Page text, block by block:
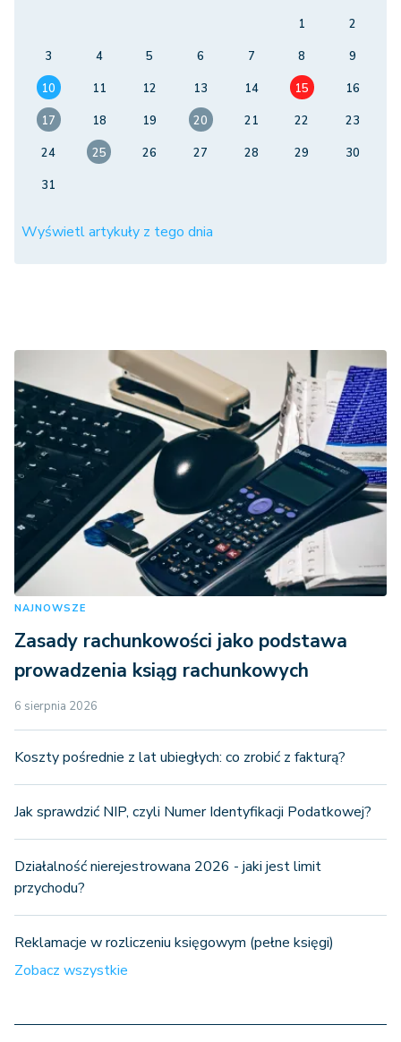
1
2
3
4 5 6 7 8
9
10
11 12 13 14 15
16
17
18 19 20 21 22
23
24
25 26 27 28 29
30
31
Wyświetl artykuły z tego dnia
NAJNOWSZE
Zasady rachunkowości jako podstawa
prowadzenia ksiąg rachunkowych
6 sierpnia 2026
Koszty pośrednie z lat ubiegłych: co zrobić z fakturą?
Jak sprawdzić NIP, czyli Numer Identyfikacji Podatkowej?
Działalność nierejestrowana 2026 - jaki jest limit
przychodu?
Reklamacje w rozliczeniu księgowym (pełne księgi)
Zobacz wszystkie